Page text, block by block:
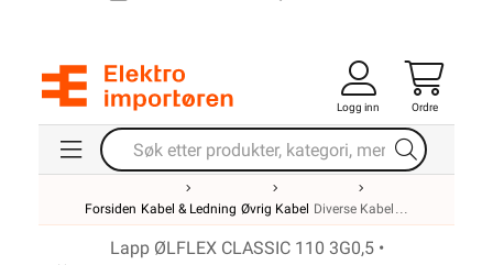
Logg inn Ordre
Forsiden Kabel & Ledning Øvrig Kabel Diverse Kabel
Lapp ØLFLEX CLASSIC 110 3G0,5 •